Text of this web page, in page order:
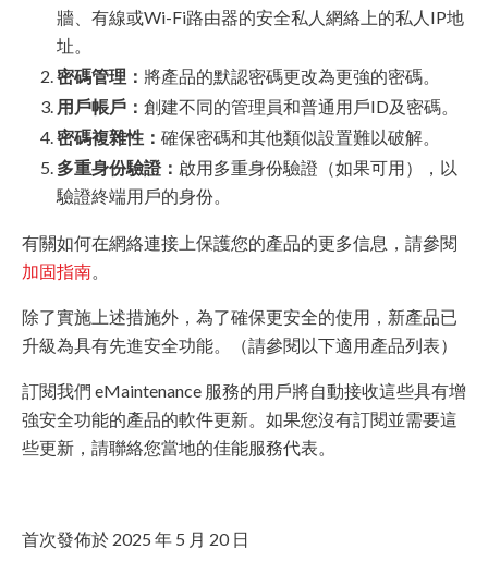
牆、有線或Wi-Fi路由器的安全私人網絡上的私人IP地
址。
密碼管理： 將產品的默認密碼更改為更強的密碼。
用戶帳戶： 創建不同的管理員和普通用戶ID及密碼。
密碼複雜性： 確保密碼和其他類似設置難以破解。
多重身份驗證： 啟用多重身份驗證（如果可用），以
驗證終端用戶的身份。
有關如何在網絡連接上保護您的產品的更多信息，請參閱
加固指南。
除了實施上述措施外，為了確保更安全的使用，新產品已
升級為具有先進安全功能。（請參閱以下適用產品列表）
訂閱我們 eMaintenance 服務的用戶將自動接收這些具有增
強安全功能的產品的軟件更新。如果您沒有訂閱並需要這
些更新，請聯絡您當地的佳能服務代表。
首次發佈於 2025 年 5 月 20 日